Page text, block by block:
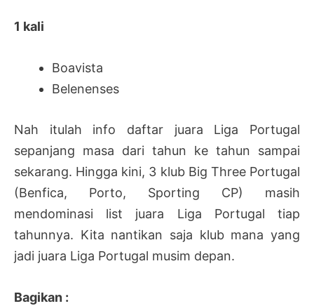
1 kali
Boavista
Belenenses
Nah itulah info daftar juara Liga Portugal
sepanjang masa dari tahun ke tahun sampai
sekarang. Hingga kini, 3 klub Big Three Portugal
(Benfica, Porto, Sporting CP) masih
mendominasi list juara Liga Portugal tiap
tahunnya. Kita nantikan saja klub mana yang
jadi juara Liga Portugal musim depan.
Bagikan :